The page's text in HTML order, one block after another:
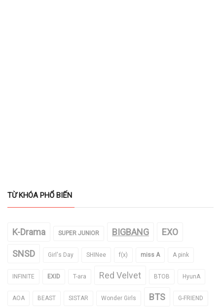
TỪ KHÓA PHỔ BIẾN
K-Drama SUPER JUNIOR BIGBANG EXO
SNSD Girl's Day SHINee f(x) miss A A pink
INFINITE EXID T-ara Red Velvet BTOB HyunA
AOA BEAST SISTAR Wonder Girls BTS G-FRIEND